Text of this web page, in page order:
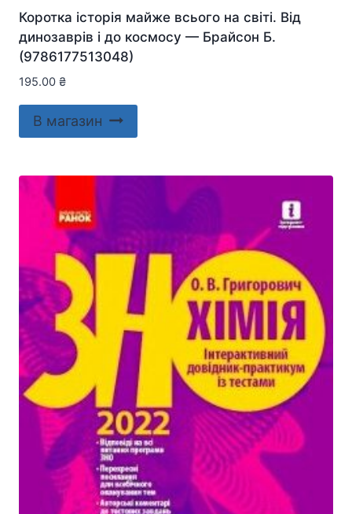
Коротка історія майже всього на світі. Від
динозаврів і до космосу — Брайсон Б.
(9786177513048)
195.00 ₴
В магазин